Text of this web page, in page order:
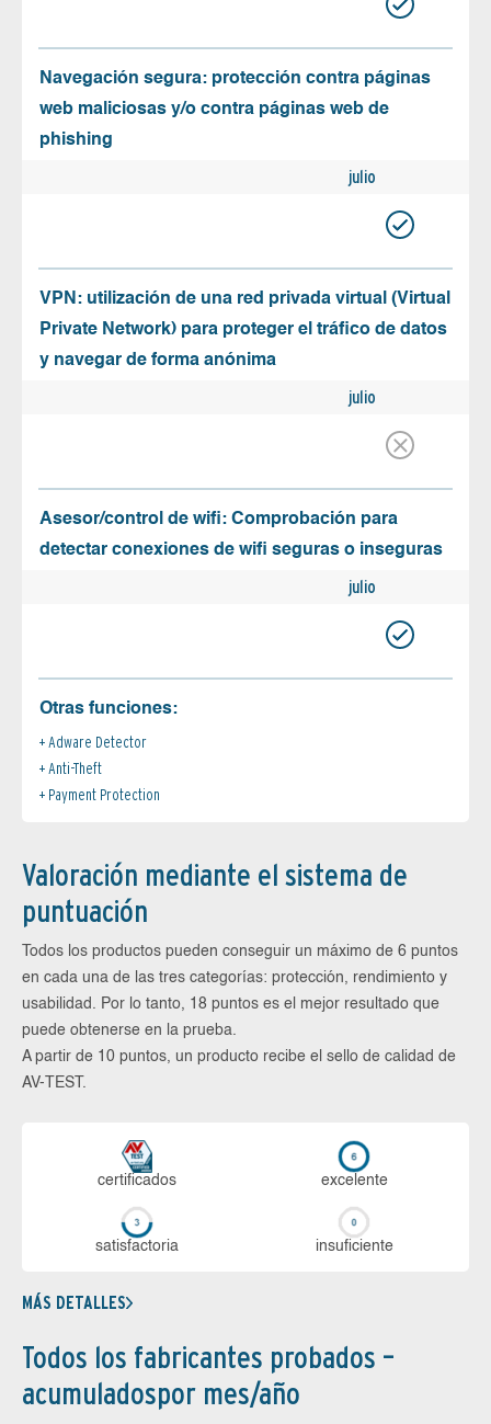
Navegación segura: protección contra páginas
web maliciosas y/o contra páginas web de
phishing
julio
VPN: utilización de una red privada virtual (Virtual
Private Network) para proteger el tráfico de datos
y navegar de forma anónima
julio
Asesor/control de wifi: Comprobación para
detectar conexiones de wifi seguras o inseguras
julio
Otras funciones:
Adware Detector
Anti-Theft
Payment Protection
Valoración mediante el sistema de
puntuación
Todos los productos pueden conseguir un máximo de 6 puntos
en cada una de las tres categorías: protección, rendimiento y
usabilidad. Por lo tanto, 18 puntos es el mejor resultado que
puede obtenerse en la prueba.
A partir de 10 puntos, un producto recibe el sello de calidad de
AV-TEST.
certi­ficados ex­ce­len­te
sa­tis­fac­to­ria in­su­fi­cien­te
MÁS DETALLES
Todos los fabricantes probados –
acumuladospor mes/año